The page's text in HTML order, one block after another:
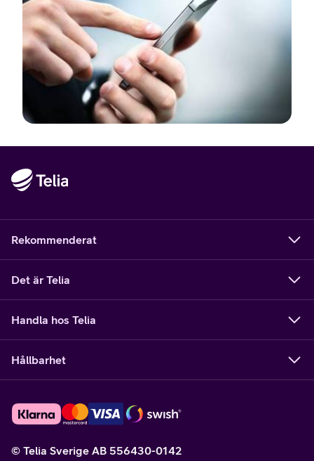
Rekommenderat
Det är Telia
Handla hos Telia
Hållbarhet
© Telia Sverige AB 556430-0142